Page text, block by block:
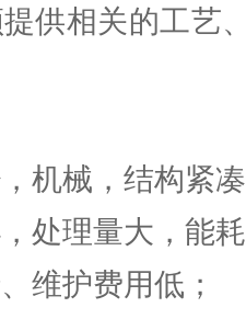
供相关的工艺
机械，结构紧
处理量大，能
维护费用低；